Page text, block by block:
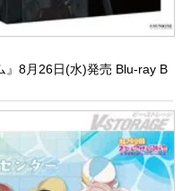
』8月26日(水)発売 Blu-ray B